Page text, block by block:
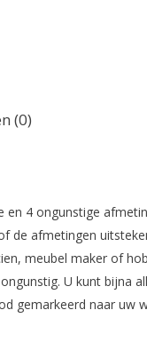
(0)
4 ongunstige
de afmetingen
meubel maker of
U kunt bijna
gemarkeerd naar uw